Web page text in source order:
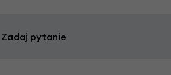
Zadaj pytanie